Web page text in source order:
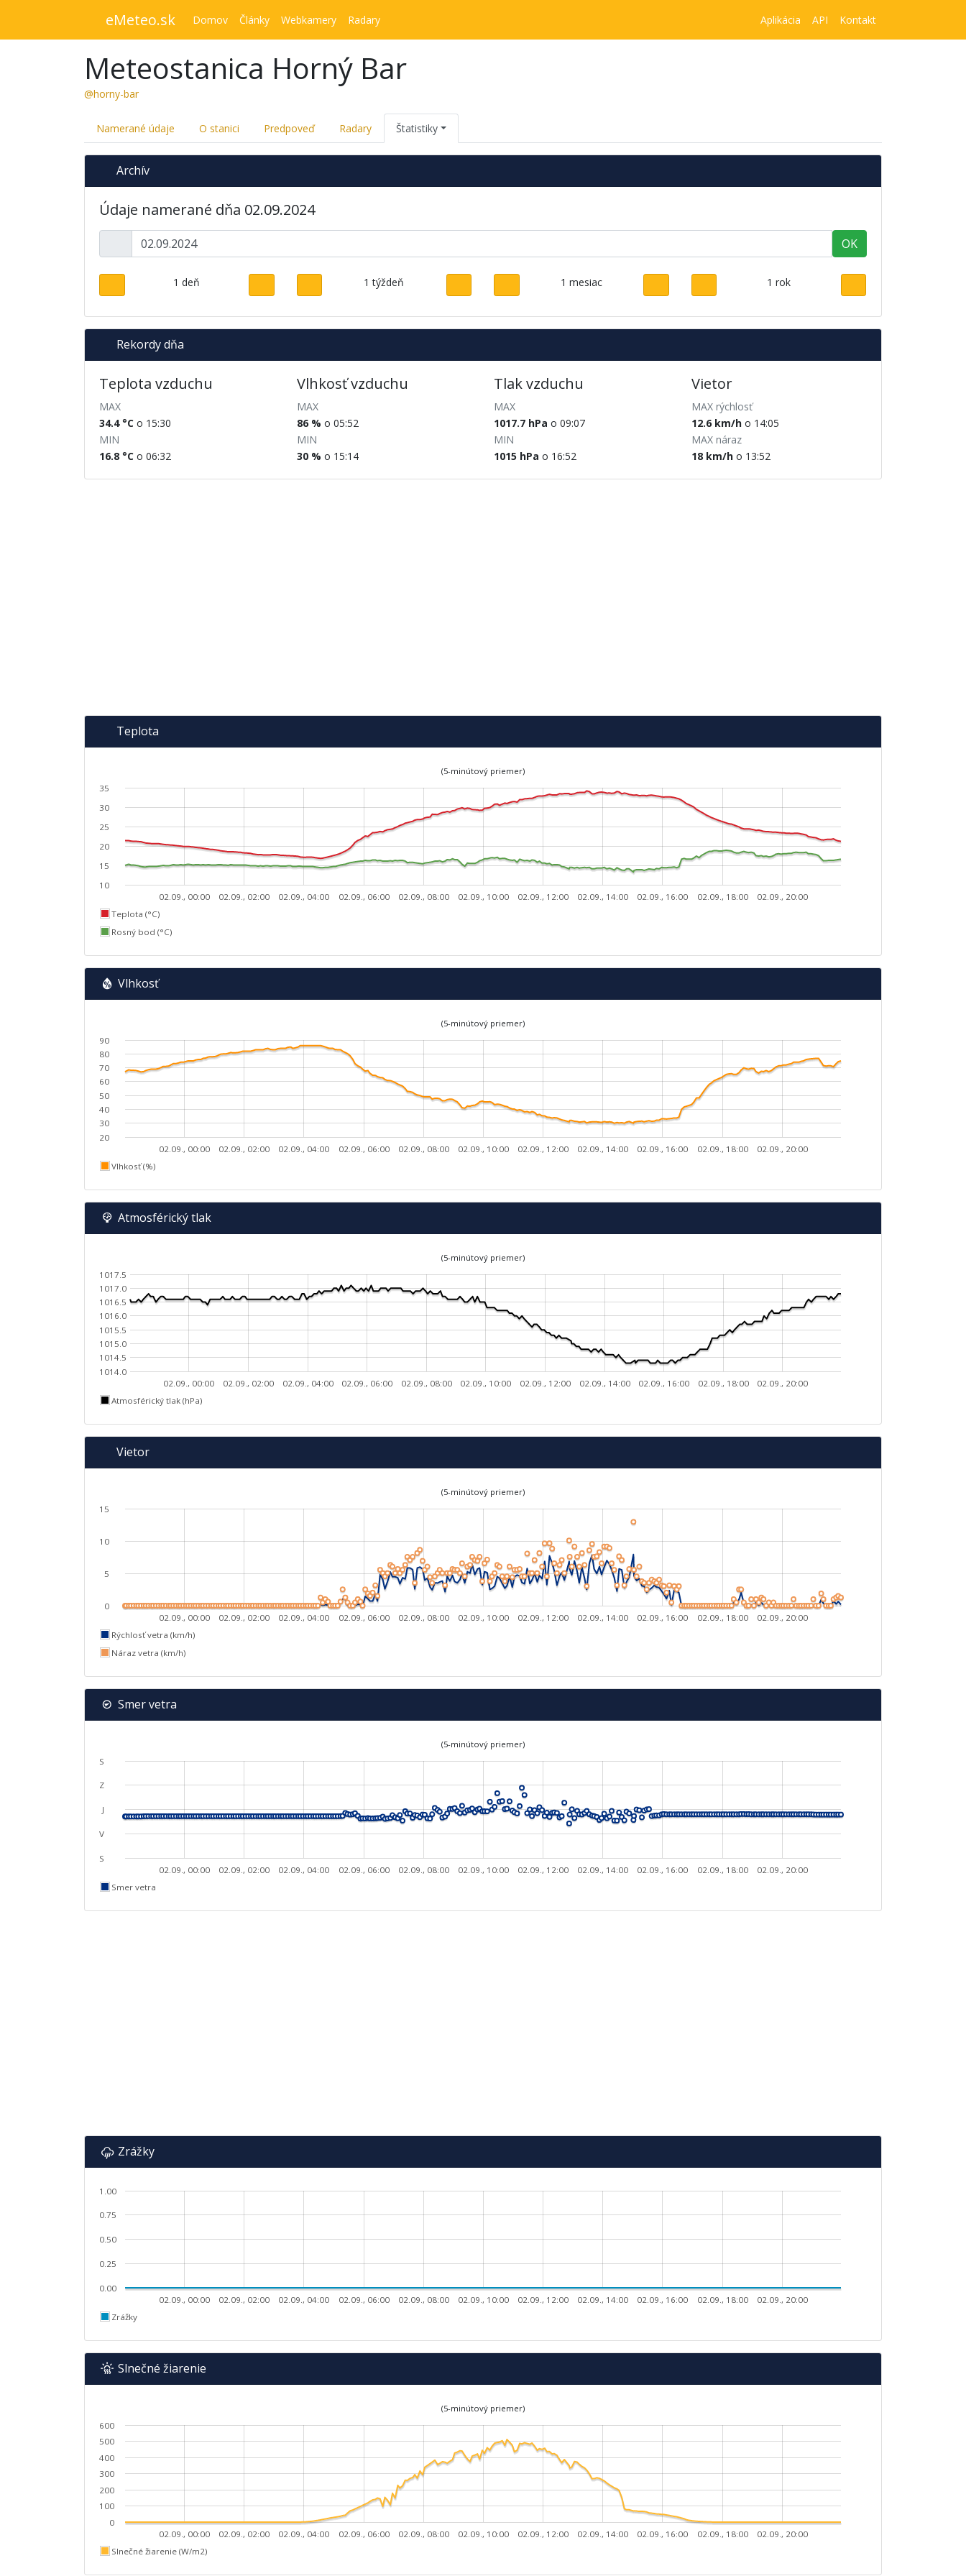
eMeteo.sk Domov Články Webkamery Radary Aplikácia API Kontakt
Meteostanica Horný Bar
@horny-bar
Namerané údaje O stanici Predpoveď Radary Štatistiky
Archív
Údaje namerané dňa 02.09.2024
OK
1 deň 1 týždeň 1 mesiac 1 rok
Rekordy dňa
Teplota vzduchu
MAX
34.4 °C o 15:30
MIN
16.8 °C o 06:32
Vlhkosť vzduchu
MAX
86 % o 05:52
MIN
30 % o 15:14
Tlak vzduchu
MAX
1017.7 hPa o 09:07
MIN
1015 hPa o 16:52
Vietor
MAX rýchlosť
12.6 km/ho 14:05
MAX náraz
18 km/ho 13:52
Teplota
(5-minútový priemer)
02.09., 00:00 02.09., 02:00 02.09., 04:00 02.09., 06:00 02.09., 08:00 02.09., 10:00 02.09., 12:00 02.09., 14:00 02.09., 16:00 02.09., 18:00 02.09., 20:00
10
15
20
25
30
35
Teplota (°C)
Rosný bod (°C)
Vlhkosť
(5-minútový priemer)
02.09., 00:00 02.09., 02:00 02.09., 04:00 02.09., 06:00 02.09., 08:00 02.09., 10:00 02.09., 12:00 02.09., 14:00 02.09., 16:00 02.09., 18:00 02.09., 20:00
20
30
40
50
60
70
80
90
Vlhkosť (%)
Atmosférický tlak
(5-minútový priemer)
02.09., 00:00 02.09., 02:00 02.09., 04:00 02.09., 06:00 02.09., 08:00 02.09., 10:00 02.09., 12:00 02.09., 14:00 02.09., 16:00 02.09., 18:00 02.09., 20:00
1014.0
1014.5
1015.0
1015.5
1016.0
1016.5
1017.0
1017.5
Atmosférický tlak (hPa)
Vietor
(5-minútový priemer)
02.09., 00:00 02.09., 02:00 02.09., 04:00 02.09., 06:00 02.09., 08:00 02.09., 10:00 02.09., 12:00 02.09., 14:00 02.09., 16:00 02.09., 18:00 02.09., 20:00
0
5
10
15
Rýchlosť vetra (km/h)
Náraz vetra (km/h)
Smer vetra
(5-minútový priemer)
02.09., 00:00 02.09., 02:00 02.09., 04:00 02.09., 06:00 02.09., 08:00 02.09., 10:00 02.09., 12:00 02.09., 14:00 02.09., 16:00 02.09., 18:00 02.09., 20:00
S
S
V
J
Z
Smer vetra
Zrážky
02.09., 00:00 02.09., 02:00 02.09., 04:00 02.09., 06:00 02.09., 08:00 02.09., 10:00 02.09., 12:00 02.09., 14:00 02.09., 16:00 02.09., 18:00 02.09., 20:00
0.00
0.25
0.50
0.75
1.00
Zrážky
Slnečné žiarenie
(5-minútový priemer)
02.09., 00:00 02.09., 02:00 02.09., 04:00 02.09., 06:00 02.09., 08:00 02.09., 10:00 02.09., 12:00 02.09., 14:00 02.09., 16:00 02.09., 18:00 02.09., 20:00
0
100
200
300
400
500
600
Slnečné žiarenie (W/m2)